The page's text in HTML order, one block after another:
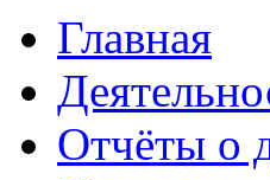
Главная
Отчёты о